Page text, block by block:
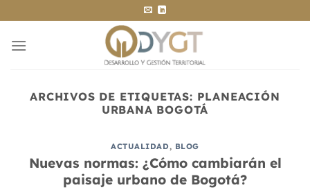
al
contenido
ARCHIVOS DE ETIQUETAS: PLANEACIÓN
URBANA BOGOTÁ
ACTUALIDAD, BLOG
Nuevas normas: ¿Cómo cambiarán el
paisaje urbano de Bogotá?